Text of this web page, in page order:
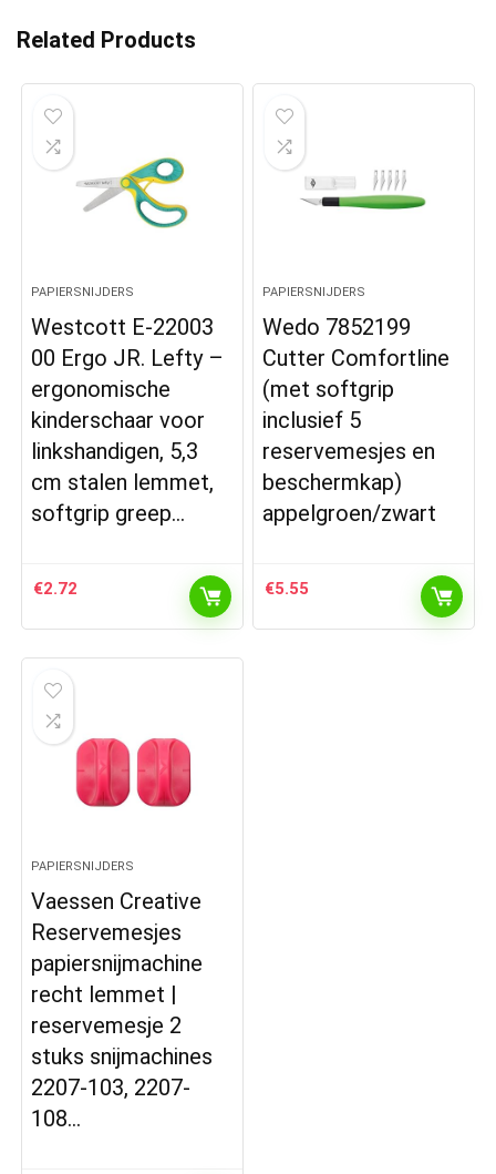
Related Products
PAPIERSNIJDERS
Westcott E-22003
00 Ergo JR. Lefty –
ergonomische
kinderschaar voor
linkshandigen, 5,3
cm stalen lemmet,
softgrip greep…
€2.72
PAPIERSNIJDERS
Wedo 7852199
Cutter Comfortline
(met softgrip
inclusief 5
reservemesjes en
beschermkap)
appelgroen/zwart
€5.55
PAPIERSNIJDERS
Vaessen Creative
Reservemesjes
papiersnijmachine
recht lemmet |
reservemesje 2
stuks snijmachines
2207-103, 2207-
108…